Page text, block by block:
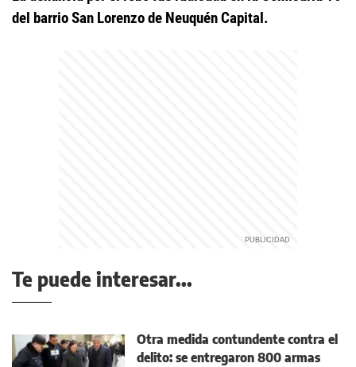
del barrio San Lorenzo de Neuquén Capital.
Te puede interesar...
Otra medida contundente contra el
delito: se entregaron 800 armas